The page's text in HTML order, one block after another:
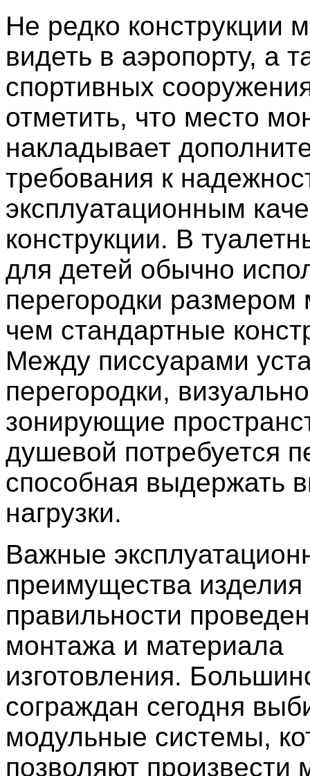
Не редко конструкции
видеть в аэропорту, а
спортивных
отметить, что место
накладывает
требования к
эксплуатационным
конструкции. В
для детей обычно
перегородки
чем стандартные
Между писсуарами
перегородки, визуально
зонирующие
душевой потребуется
способная выдержать
нагрузки.
Важные
преимущества изделия
правильности
монтажа и материала
изготовления.
сограждан сегодня
модульные системы,
позволяют произвести